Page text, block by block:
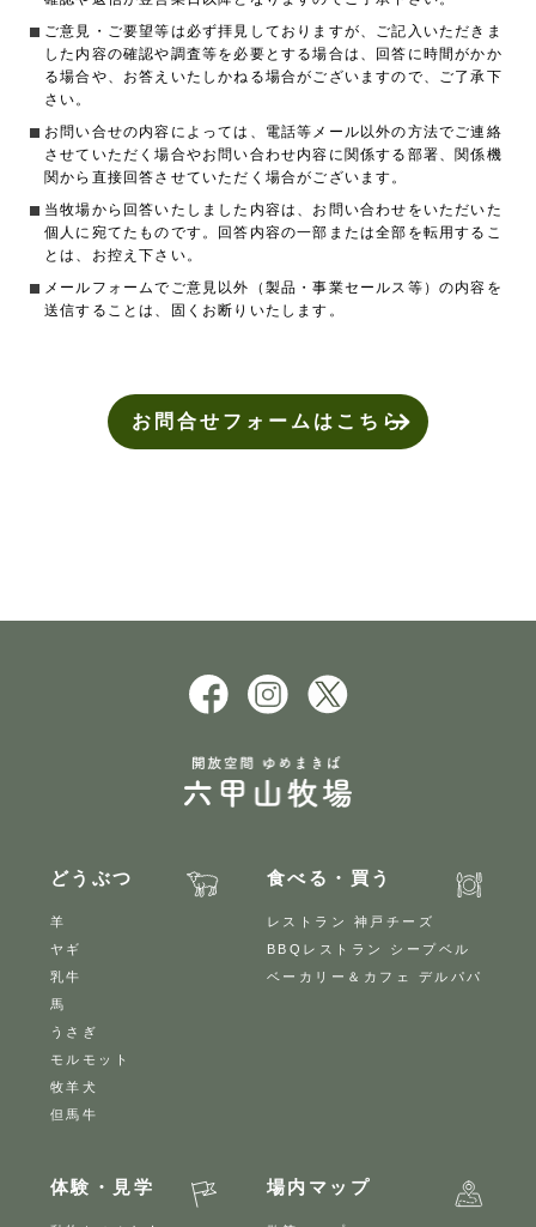
ご意見・ご要望等は必ず拝見しておりますが、ご記入いただきま
した内容の確認や調査等を必要とする場合は、回答に時間がかか
る場合や、お答えいたしかねる場合がございますので、ご了承下
さい。
お問い合せの内容によっては、電話等メール以外の方法でご連絡
させていただく場合やお問い合わせ内容に関係する部署、関係機
関から直接回答させていただく場合がございます。
当牧場から回答いたしました内容は、お問い合わせをいただいた
個人に宛てたものです。回答内容の一部または全部を転用するこ
とは、お控え下さい。
メールフォームでご意見以外（製品・事業セールス等）の内容を
送信することは、固くお断りいたします。
お問合せフォームはこちら
どうぶつ
羊
ヤギ
乳牛
馬
うさぎ
モルモット
牧羊犬
但馬牛
食べる・買う
レストラン 神戸チーズ
BBQレストラン シープベル
ベーカリー＆カフェ デルパパ
体験・見学 場内マップ